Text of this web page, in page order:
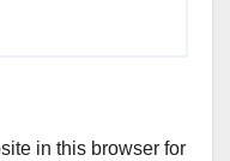
in this browser for